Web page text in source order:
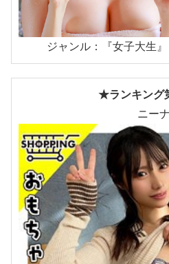
ジャンル：『女子大生』
★ランキング
ニーナ